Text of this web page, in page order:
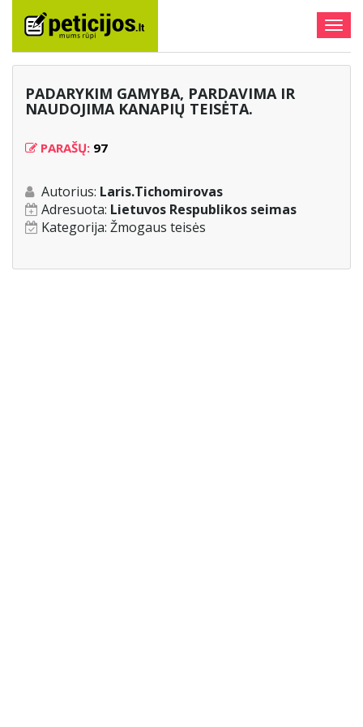
PADARYKIM GAMYBA, PARDAVIMA IR
NAUDOJIMA KANAPIŲ TEISĖTA.
PARAŠŲ: 97
Autorius: Laris.Tichomirovas
Adresuota: Lietuvos Respublikos seimas
Kategorija: Žmogaus teisės